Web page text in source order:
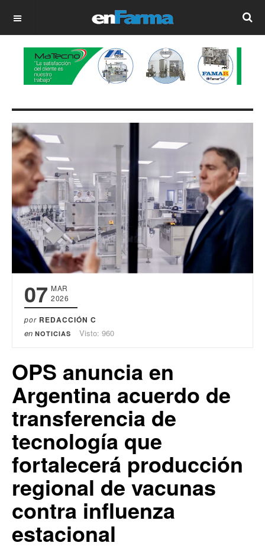
OFF CANVAS
07 MAR
2026
por REDACCIÓN C
en NOTICIAS Visto: 960
OPS anuncia en
Argentina acuerdo de
transferencia de
tecnología que
fortalecerá producción
regional de vacunas
contra influenza
estacional